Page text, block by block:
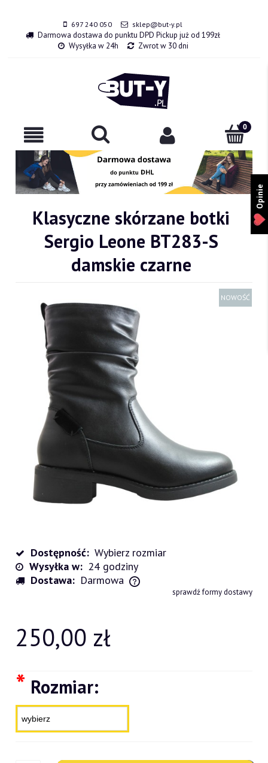
697 240 050 sklep@but-y.pl
Darmowa dostawa do punktu DPD Pickup już od 199zł
Wysyłka w 24h
Zwrot w 30 dni
Klasyczne skórzane botki
Sergio Leone BT283-S
damskie czarne
NOWOŚĆ
Dostępność: Wybierz rozmiar
Wysyłka w: 24 godziny
Dostawa: Darmowa
Cena nie zawiera ewentualnych kosztów płatnościsprawdź formy dostawy
250,00 zł
* Rozmiar:
Opinie